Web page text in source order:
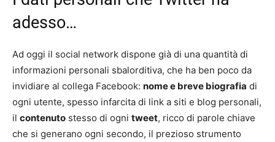
adesso…
Ad oggi il social network dispone già di una quantità di
informazioni personali sbalorditiva, che ha ben poco da
invidiare al collega Facebook: nome e breve biografia di
ogni utente, spesso infarcita di link a siti e blog personali,
il contenuto stesso di ogni tweet, ricco di parole chiave
che si generano ogni secondo, il prezioso strumento